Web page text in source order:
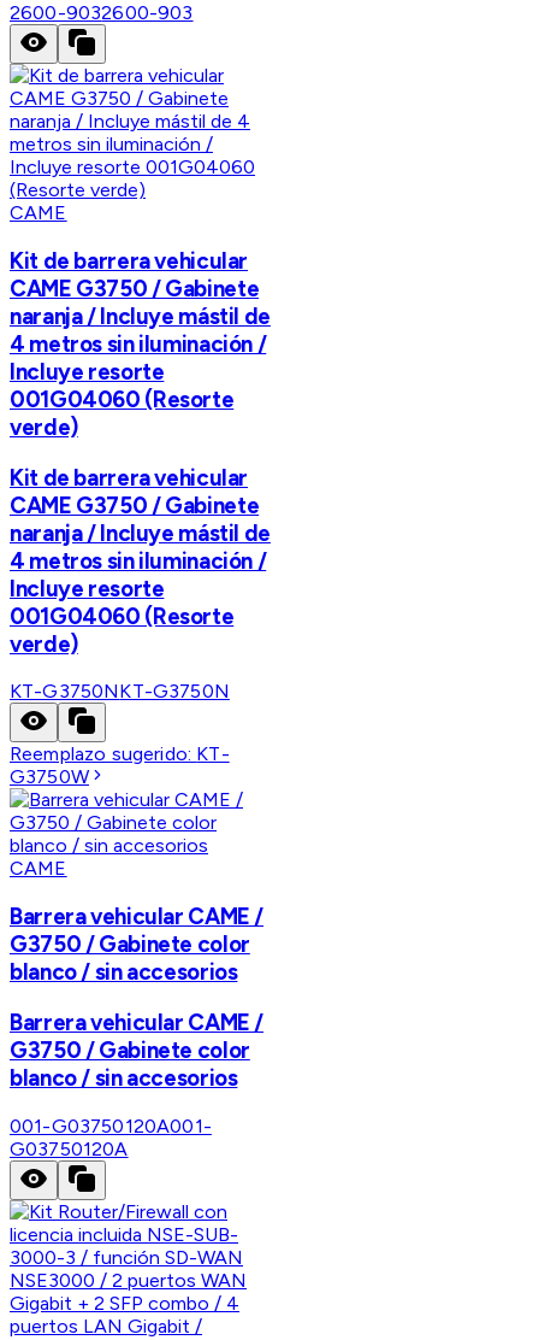
2600-9032600-903
CAME
Kit de barrera vehicular
CAME G3750 / Gabinete
naranja / Incluye mástil de
4 metros sin iluminación /
Incluye resorte
001G04060 (Resorte
verde)
Kit de barrera vehicular
CAME G3750 / Gabinete
naranja / Incluye mástil de
4 metros sin iluminación /
Incluye resorte
001G04060 (Resorte
verde)
KT-G3750NKT-G3750N
Reemplazo sugerido: KT-
G3750W
CAME
Barrera vehicular CAME /
G3750 / Gabinete color
blanco / sin accesorios
Barrera vehicular CAME /
G3750 / Gabinete color
blanco / sin accesorios
001-G03750120A001-
G03750120A